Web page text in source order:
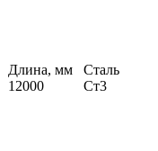
Длина, мм
12000
Сталь
Ст3